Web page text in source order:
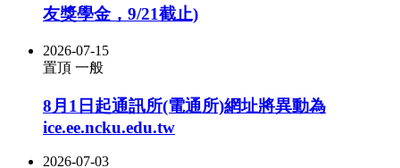
友獎學金，9/21截止)
2026-07-15
置頂 一般
8月1日起通訊所(電通所)網址將異動為
ice.ee.ncku.edu.tw
2026-07-03